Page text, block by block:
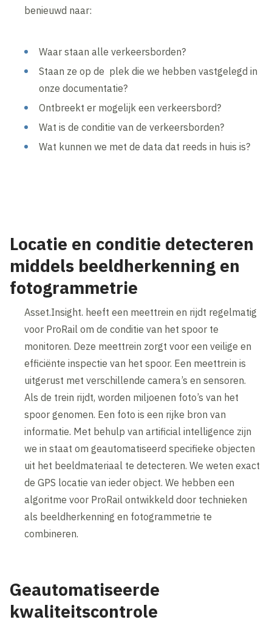
benieuwd naar:
Waar staan alle verkeersborden?
Staan ze op de plek die we hebben vastgelegd in
onze documentatie?
Ontbreekt er mogelijk een verkeersbord?
Wat is de conditie van de verkeersborden?
Wat kunnen we met de data dat reeds in huis is?
Locatie en conditie detecteren
middels beeldherkenning en
fotogrammetrie
Asset.Insight. heeft een meettrein en rijdt regelmatig
voor ProRail om de conditie van het spoor te
monitoren. Deze meettrein zorgt voor een veilige en
efficiënte inspectie van het spoor. Een meettrein is
uitgerust met verschillende camera’s en sensoren.
Als de trein rijdt, worden miljoenen foto’s van het
spoor genomen. Een foto is een rijke bron van
informatie. Met behulp van artificial intelligence zijn
we in staat om geautomatiseerd specifieke objecten
uit het beeldmateriaal te detecteren. We weten exact
de GPS locatie van ieder object. We hebben een
algoritme voor ProRail ontwikkeld door technieken
als beeldherkenning en fotogrammetrie te
combineren.
Geautomatiseerde
kwaliteitscontrole